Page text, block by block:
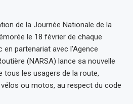
de la Journée Nationale de la
le 18 février de chaque
en partenariat avec l’Agence
(NARSA) lance sa nouvelle
tous les usagers de la route,
ou motos, au respect du code